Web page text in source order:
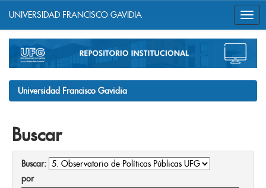
navigation
UNIVERSIDAD FRANCISCO GAVIDIA
Universidad Francisco Gavidia
Buscar
Buscar:
por